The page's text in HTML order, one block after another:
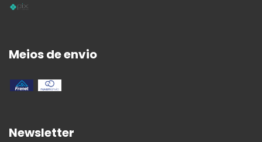
Meios de envio
Newsletter